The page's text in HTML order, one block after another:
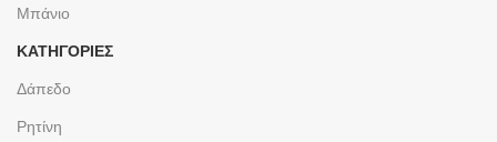
Μπάνιο
ΚΑΤΗΓΟΡΙΕΣ
Δάπεδο
Ρητίνη